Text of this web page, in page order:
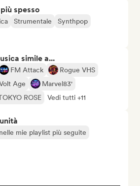
spesso
Strumentale
Synthpop
simile a...
FM Attack
Rogue VHS
Age
Marvel83'
ROSE Vedi tutti +11
mie playlist più seguite